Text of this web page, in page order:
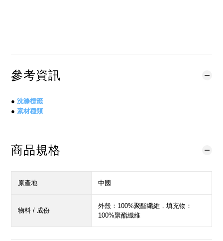
參考資訊
● 洗滌標籤
● 素材種類
商品規格
原產地 中國
物料 / 成份
外殼：100%聚酯纖維，填充物：
100%聚酯纖維